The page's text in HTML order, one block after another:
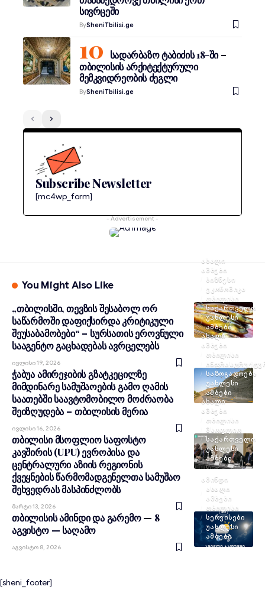
სივრცეში
BySheniTbilisi.ge
სადარბაზო ტაბიძის 18-ში –
თბილისის არქიტექტურული
მემკვიდრეობის ძეგლი
BySheniTbilisi.ge
Subscribe Newsletter
[mc4wp_form]
- Advertisement -
You Might Also Like
ᲐᲮᲐᲚᲘ
ᲐᲛᲑᲔᲑᲘ
ᲑᲘᲖᲜᲔᲡᲘ
ᲔᲙᲝᲜᲝᲛᲘᲙᲐ
ᲗᲑᲘᲚᲘᲡᲘ
ᲡᲐᲥᲐᲠᲗᲕᲔᲚᲝ
ᲣᲐᲮᲚᲔᲡᲘ
ᲐᲛᲑᲔᲑᲘ
„თბილისში, თევზის შესაბოლ ორ
საწარმოში დაფიქსირდა კრიტიკული
შეუსაბამობები“ – სურსათის ეროვნული
სააგენტო გაცხადებას ავრცელებს
Ივლისი 19, 2026
ᲐᲮᲐᲚᲘ
ᲐᲛᲑᲔᲑᲘ
ᲗᲑᲘᲚᲘᲡᲘ
ᲡᲐᲖᲝᲒᲐᲓᲝᲔᲑᲐ
ᲣᲐᲮᲚᲔᲡᲘ
ᲐᲛᲑᲔᲑᲘ
ჭაბუა ამირეჯიბის გზატკეცილზე
მიმდინარე სამუშაოების გამო ღამის
საათებში საავტომობილო მოძრაობა
შეიზღუდება – თბილისის მერია
Ივლისი 16, 2026
ᲐᲮᲐᲚᲘ
ᲐᲛᲑᲔᲑᲘ
ᲗᲑᲘᲚᲘᲡᲘ
ᲛᲡᲝᲤᲚᲘᲝ
ᲡᲐᲥᲐᲠᲗᲕᲔᲚᲝ
ᲣᲐᲮᲚᲔᲡᲘ
ᲐᲛᲑᲔᲑᲘ
თბილისი მსოფლიო საფოსტო
კავშირის (UPU) ევროპისა და
ცენტრალური აზიის რეგიონის
ქვეყნების წარმომადგენელთა სამუშაო
შეხვედრას მასპინძლობს
Მარტი 13, 2026
ᲐᲛᲘᲜᲓᲘ
ᲐᲮᲐᲚᲘ
ᲐᲛᲑᲔᲑᲘ
ᲗᲑᲘᲚᲘᲡᲘ
ᲡᲔᲠᲕᲘᲡᲔᲑᲘ
ᲣᲐᲮᲚᲔᲡᲘ
ᲐᲛᲑᲔᲑᲘ
თბილისის ამინდი და გარემო — 8
აგვისტო — საღამო
Აგვისტო 8, 2026
[sheni_footer]